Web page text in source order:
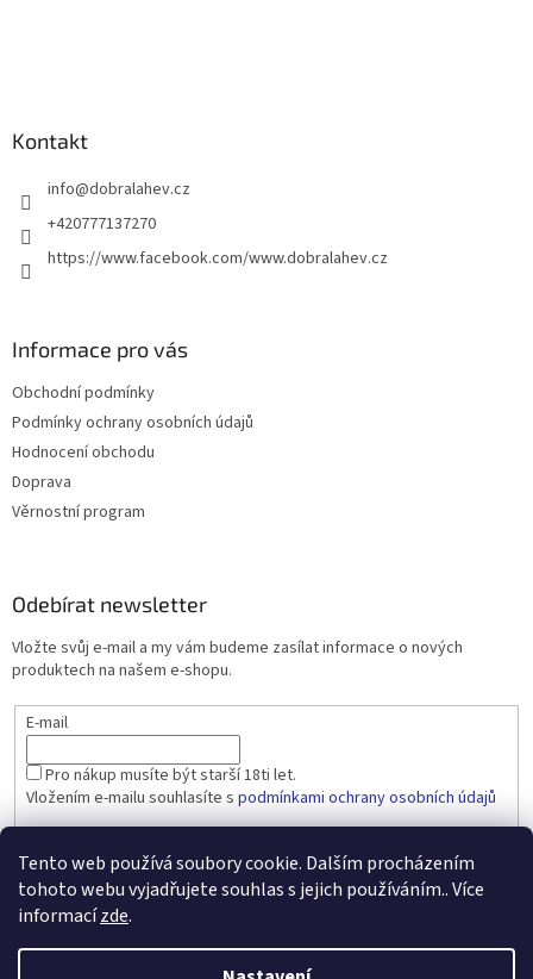
Tento web používá soubory cookie. Dalším procházením
tohoto webu vyjadřujete souhlas s jejich používáním.. Více
informacízde.
Kontakt
info@dobralahev.cz
+420777137270
https://www.facebook.com/www.dobralahev.cz
Informace pro vás
Obchodní podmínky
Podmínky ochrany osobních údajů
Hodnocení obchodu
Doprava
Věrnostní program
Odebírat newsletter
Vložte svůj e-mail a my vám budeme zasílat informace o nových
produktech na našem e-shopu.
E-mail
Pro nákup musíte být starší 18ti let.
Vložením e-mailu souhlasíte s podmínkami ochrany osobních údajů
PŘIHLÁSIT SE